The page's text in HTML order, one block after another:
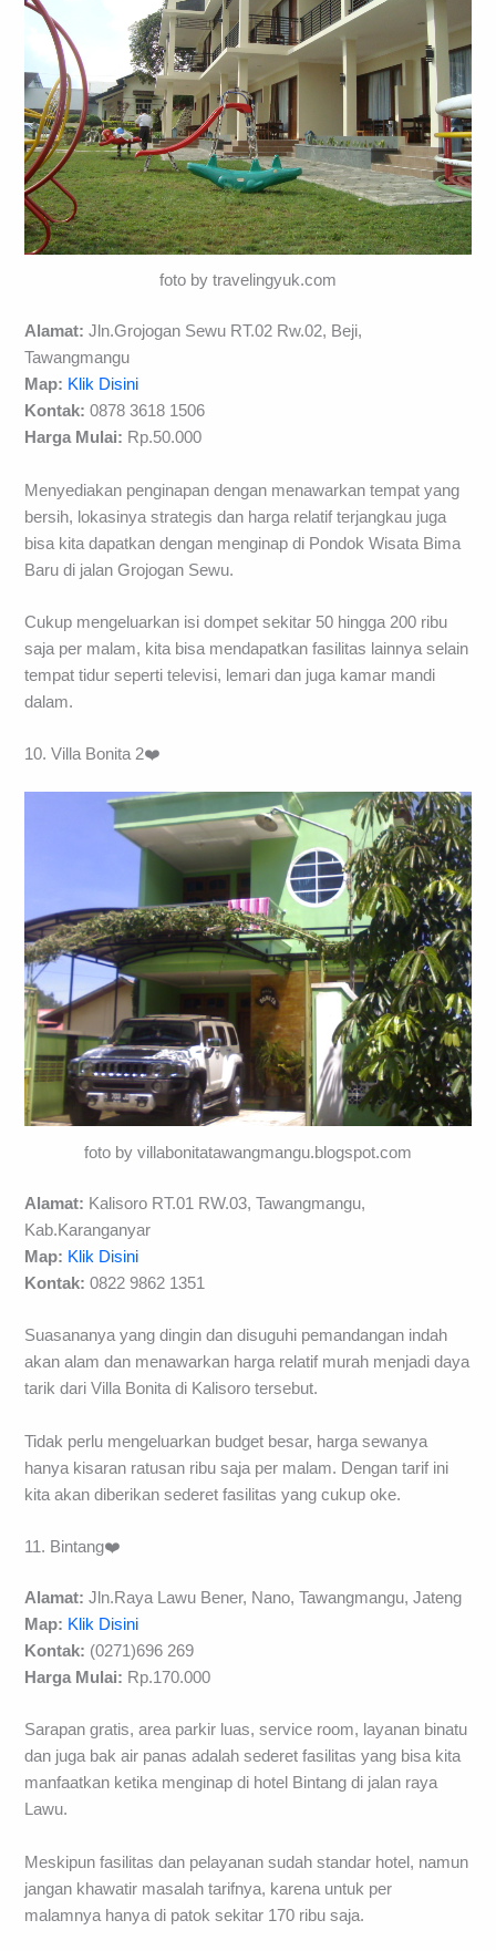
foto by travelingyuk.com
Alamat: Jln.Grojogan Sewu RT.02 Rw.02, Beji,
Tawangmangu
Map: Klik Disini
Kontak: 0878 3618 1506
Harga Mulai: Rp.50.000
Menyediakan penginapan dengan menawarkan tempat yang
bersih, lokasinya strategis dan harga relatif terjangkau juga
bisa kita dapatkan dengan menginap di Pondok Wisata Bima
Baru di jalan Grojogan Sewu.
Cukup mengeluarkan isi dompet sekitar 50 hingga 200 ribu
saja per malam, kita bisa mendapatkan fasilitas lainnya selain
tempat tidur seperti televisi, lemari dan juga kamar mandi
dalam.
10. Villa Bonita 2❤️
foto by villabonitatawangmangu.blogspot.com
Alamat: Kalisoro RT.01 RW.03, Tawangmangu,
Kab.Karanganyar
Map: Klik Disini
Kontak: 0822 9862 1351
Suasananya yang dingin dan disuguhi pemandangan indah
akan alam dan menawarkan harga relatif murah menjadi daya
tarik dari Villa Bonita di Kalisoro tersebut.
Tidak perlu mengeluarkan budget besar, harga sewanya
hanya kisaran ratusan ribu saja per malam. Dengan tarif ini
kita akan diberikan sederet fasilitas yang cukup oke.
11. Bintang❤️
Alamat: Jln.Raya Lawu Bener, Nano, Tawangmangu, Jateng
Map: Klik Disini
Kontak: (0271)696 269
Harga Mulai: Rp.170.000
Sarapan gratis, area parkir luas, service room, layanan binatu
dan juga bak air panas adalah sederet fasilitas yang bisa kita
manfaatkan ketika menginap di hotel Bintang di jalan raya
Lawu.
Meskipun fasilitas dan pelayanan sudah standar hotel, namun
jangan khawatir masalah tarifnya, karena untuk per
malamnya hanya di patok sekitar 170 ribu saja.